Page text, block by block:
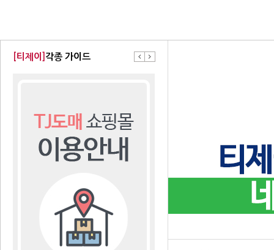
[티제이] 각종 가이드